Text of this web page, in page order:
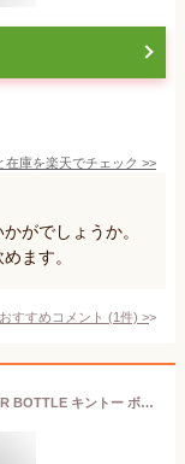
在庫を楽天でチェック >>
がでしょうか。
ます。
すすめコメント (1件) >
水筒 KINTO ウォーター ボトル 950ml WATER BOTTLE キントー ボトル クリアボトル タンブラー おしゃれ シンプル 透明 コンパクト 軽量 ハンドル 持ち手 アウトドア ジム 水 お茶 仕事 ドライブ マイボトル 食洗器対応 【あす楽対応・送料無料】